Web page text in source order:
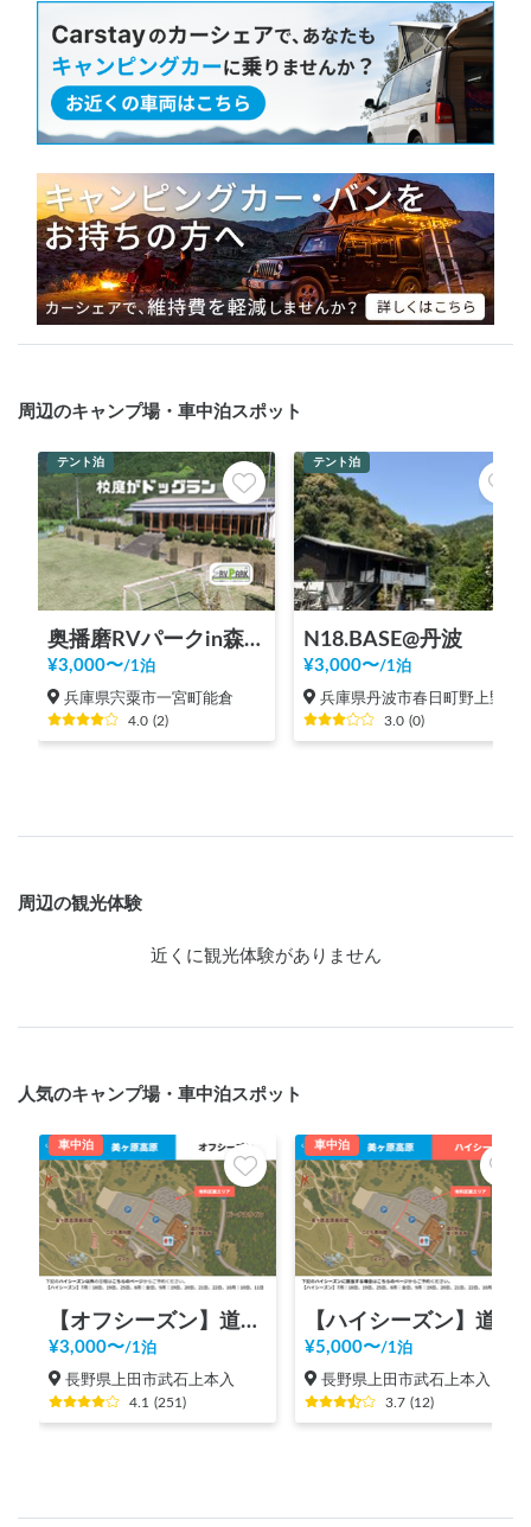
周辺のキャンプ場・車中泊スポット
テント泊
奥播磨RVパークin森のようちえん |ドッグラン/大自然BBQ/大阪より2h/神戸より1.5h/棚田遺産/兵庫
¥3,000〜/1泊
兵庫県宍粟市一宮町能倉
4.0 (2)
テント泊
N18.BASE@丹波
¥3,000〜/1泊
兵庫県丹波市春日町野上野
3.0 (0)
周辺の観光体験
近くに観光体験がありません
人気のキャンプ場・車中泊スポット
車中泊
【オフシーズン】道の駅 美ヶ原高原
¥3,000〜/1泊
長野県上田市武石上本入
4.1 (251)
車中泊
¥5,000〜/1泊
長野県上田市武石上本入
3.7 (12)